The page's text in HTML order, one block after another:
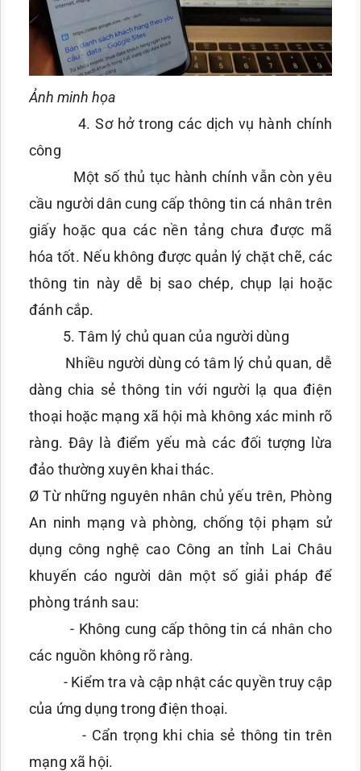
Ảnh minh họa
4. Sơ hở trong các dịch vụ hành chính
công
Một số thủ tục hành chính vẫn còn yêu
cầu người dân cung cấp thông tin cá nhân trên
giấy hoặc qua các nền tảng chưa được mã
hóa tốt. Nếu không được quản lý chặt chẽ, các
thông tin này dễ bị sao chép, chụp lại hoặc
đánh cắp.
5. Tâm lý chủ quan của người dùng
Nhiều người dùng có tâm lý chủ quan, dễ
dàng chia sẻ thông tin với người lạ qua điện
thoại hoặc mạng xã hội mà không xác minh rõ
ràng. Đây là điểm yếu mà các đối tượng lừa
đảo thường xuyên khai thác.
Ø Từ những nguyên nhân chủ yếu trên, Phòng
An ninh mạng và phòng, chống tội phạm sử
dụng công nghệ cao Công an tỉnh Lai Châu
khuyến cáo người dân một số giải pháp để
phòng tránh sau:
- Không cung cấp thông tin cá nhân cho
các nguồn không rõ ràng.
- Kiểm tra và cập nhật các quyền truy cập
của ứng dụng trong điện thoại.
- Cẩn trọng khi chia sẻ thông tin trên
mạng xã hội.